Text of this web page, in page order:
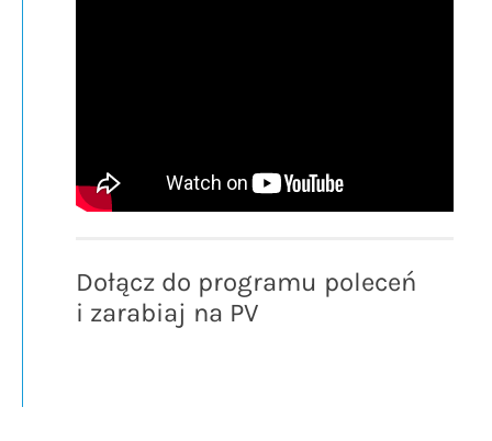
Dołącz do programu poleceń
i zarabiaj na PV